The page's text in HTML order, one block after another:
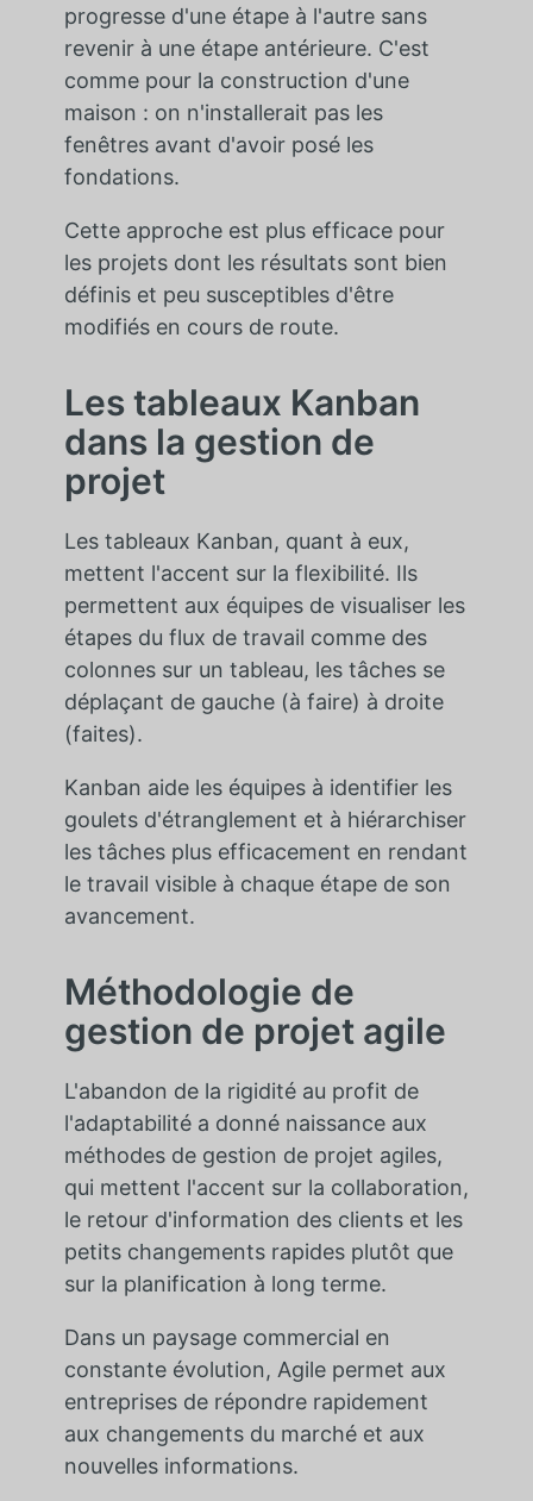
progresse d'une étape à l'autre sans
revenir à une étape antérieure. C'est
comme pour la construction d'une
maison : on n'installerait pas les
fenêtres avant d'avoir posé les
fondations.
Cette approche est plus efficace pour
les projets dont les résultats sont bien
définis et peu susceptibles d'être
modifiés en cours de route.
Les tableaux Kanban
dans la gestion de
projet
Les tableaux Kanban, quant à eux,
mettent l'accent sur la flexibilité. Ils
permettent aux équipes de visualiser les
étapes du flux de travail comme des
colonnes sur un tableau, les tâches se
déplaçant de gauche (à faire) à droite
(faites).
Kanban aide les équipes à identifier les
goulets d'étranglement et à hiérarchiser
les tâches plus efficacement en rendant
le travail visible à chaque étape de son
avancement.
Méthodologie de
gestion de projet agile
L'abandon de la rigidité au profit de
l'adaptabilité a donné naissance aux
méthodes de gestion de projet agiles,
qui mettent l'accent sur la collaboration,
le retour d'information des clients et les
petits changements rapides plutôt que
sur la planification à long terme.
Dans un paysage commercial en
constante évolution, Agile permet aux
entreprises de répondre rapidement
aux changements du marché et aux
nouvelles informations.